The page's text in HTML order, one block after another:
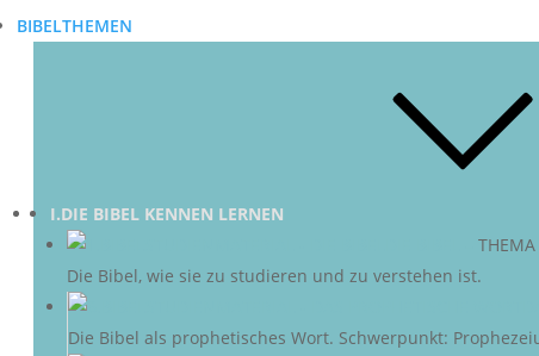
BIBELTHEMEN
I.DIE BIBEL KENNEN LERNEN
THEMA
Die Bibel, wie sie zu studieren und zu verstehen ist.
Die Bibel als prophetisches Wort. Schwerpunkt: